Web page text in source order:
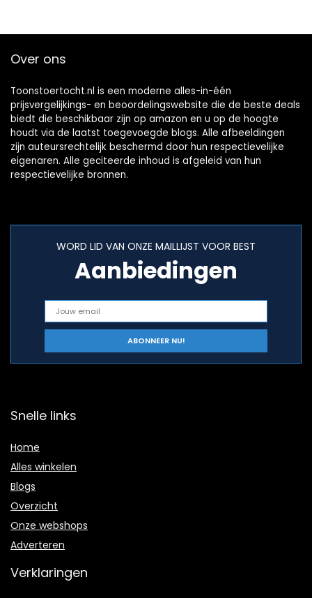
Over ons
Toonstoertocht.nl is een moderne alles-in-één
prijsvergelijkings- en beoordelingswebsite die de beste deals
biedt die beschikbaar zijn op amazon en u op de hoogte
houdt via de laatst toegevoegde blogs. Alle afbeeldingen
zijn auteursrechtelijk beschermd door hun respectievelijke
eigenaren. Alle geciteerde inhoud is afgeleid van hun
respectievelijke bronnen.
WORD LID VAN ONZE MAILLIJST VOOR BEST
Aanbiedingen
Snelle links
Home
Alles winkelen
Blogs
Overzicht
Onze webshops
Adverteren
Verklaringen